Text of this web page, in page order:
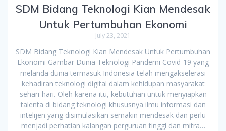
SDM Bidang Teknologi Kian Mendesak
Untuk Pertumbuhan Ekonomi
July 23, 2021
SDM Bidang Teknologi Kian Mendesak Untuk Pertumbuhan
Ekonomi Gambar Dunia Teknologi Pandemi Covid-19 yang
melanda dunia termasuk Indonesia telah mengakselerasi
kehadiran teknologi digital dalam kehidupan masyarakat
sehari-hari. Oleh karena itu, kebutuhan untuk menyiapkan
talenta di bidang teknologi khususnya ilmu informasi dan
intelijen yang disimulasikan semakin mendesak dan perlu
menjadi perhatian kalangan perguruan tinggi dan mitra…